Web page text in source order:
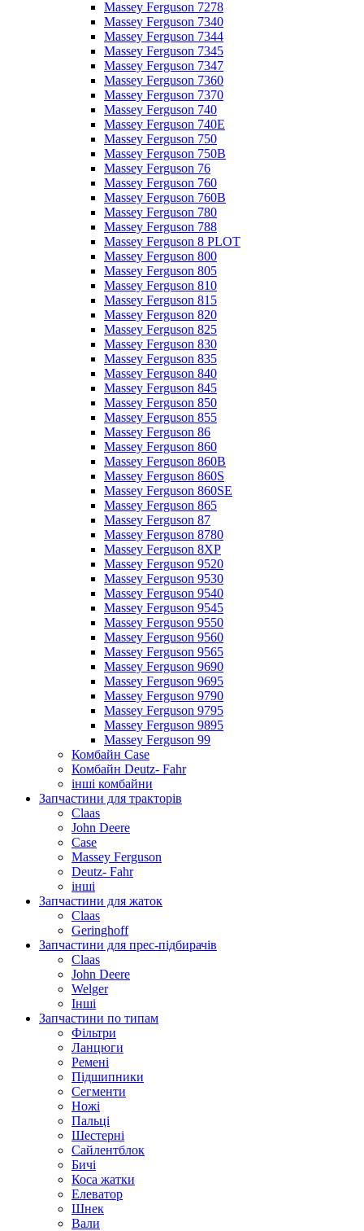
Massey Ferguson 7278
Massey Ferguson 7340
Massey Ferguson 7344
Massey Ferguson 7345
Massey Ferguson 7347
Massey Ferguson 7360
Massey Ferguson 7370
Massey Ferguson 740
Massey Ferguson 740E
Massey Ferguson 750
Massey Ferguson 750B
Massey Ferguson 76
Massey Ferguson 760
Massey Ferguson 760B
Massey Ferguson 780
Massey Ferguson 788
Massey Ferguson 8 PLOT
Massey Ferguson 800
Massey Ferguson 805
Massey Ferguson 810
Massey Ferguson 815
Massey Ferguson 820
Massey Ferguson 825
Massey Ferguson 830
Massey Ferguson 835
Massey Ferguson 840
Massey Ferguson 845
Massey Ferguson 850
Massey Ferguson 855
Massey Ferguson 86
Massey Ferguson 860
Massey Ferguson 860B
Massey Ferguson 860S
Massey Ferguson 860SE
Massey Ferguson 865
Massey Ferguson 87
Massey Ferguson 8780
Massey Ferguson 8XP
Massey Ferguson 9520
Massey Ferguson 9530
Massey Ferguson 9540
Massey Ferguson 9545
Massey Ferguson 9550
Massey Ferguson 9560
Massey Ferguson 9565
Massey Ferguson 9690
Massey Ferguson 9695
Massey Ferguson 9790
Massey Ferguson 9795
Massey Ferguson 9895
Massey Ferguson 99
Комбайн Case
Комбайн Deutz- Fahr
інші комбайни
Запчастини для тракторів
Claas
John Deere
Case
Massey Ferguson
Deutz- Fahr
інші
Запчастини для жаток
Claas
Geringhoff
Запчастини для прес-підбирачів
Claas
John Deere
Welger
Інші
Запчастини по типам
Фільтри
Ланцюги
Ремені
Підшипники
Сегменти
Ножі
Пальці
Шестерні
Сайлентблок
Бичі
Коса жатки
Елеватор
Шнек
Вали